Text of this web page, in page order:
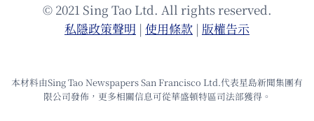
© 2021 Sing Tao Ltd. All rights reserved.
私隱政策聲明 | 使⽤條款 | 版權告⽰
本材料由Sing Tao Newspapers San Francisco Ltd.代表星島新聞集團有
限公司發佈，更多相關信息可從華盛頓特區司法部獲得。